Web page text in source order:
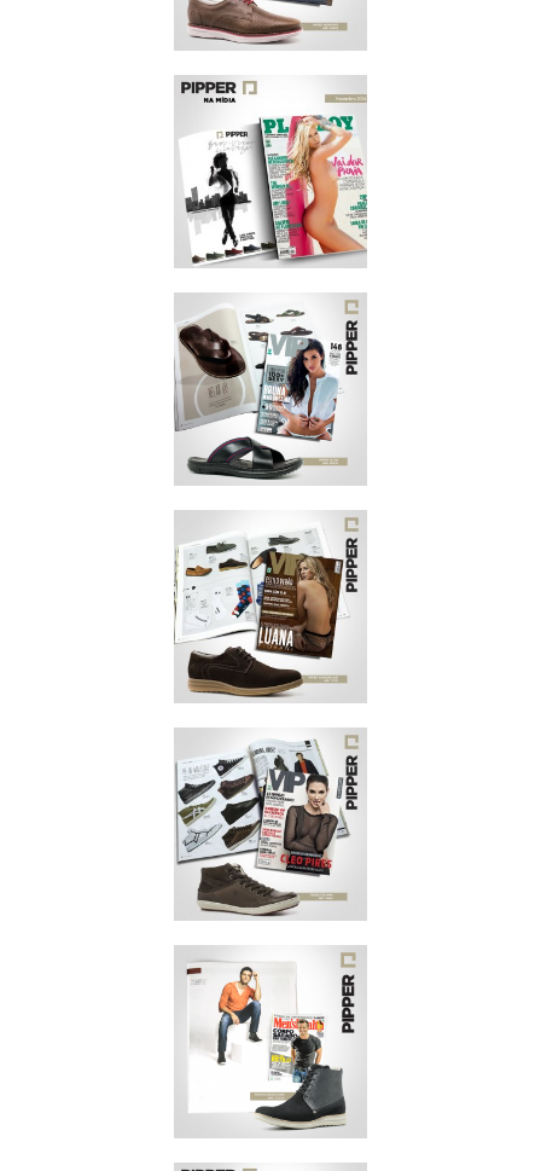
ABOUT
NOVEMBRO/2014
PLAYBOY
NOVEMBRO/2014
VIP
NOVEMBRO/2014
REVISTA VIP
OUTUBRO/2014
REVISTA VIP
AGOSTO/2014